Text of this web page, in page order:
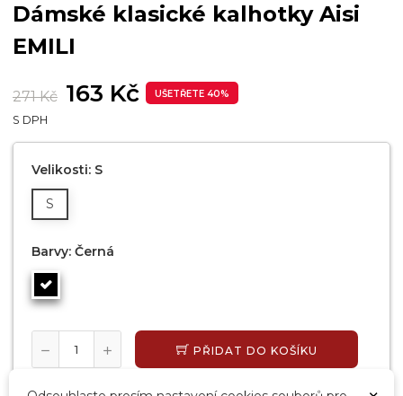
Dámské klasické kalhotky Aisi
EMILI
271 Kč 163 Kč UŠETŘETE 40%
S DPH
Velikosti: S
S
Barvy: Černá
PŘIDAT DO KOŠÍKU